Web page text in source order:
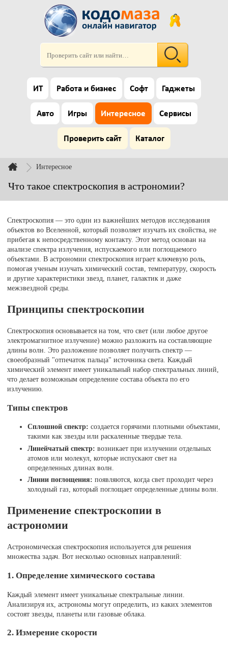
ИТ Работа и бизнес Софт Гаджеты
Авто Игры Интересное Сервисы
Проверить сайт Каталог
Интересное
Что такое спектроскопия в астрономии?
Спектроскопия — это один из важнейших методов исследования
объектов во Вселенной, который позволяет изучать их свойства, не
прибегая к непосредственному контакту. Этот метод основан на
анализе спектра излучения, испускаемого или поглощаемого
объектами. В астрономии спектроскопия играет ключевую роль,
помогая ученым изучать химический состав, температуру, скорость
и другие характеристики звезд, планет, галактик и даже
межзвездной среды.
Принципы спектроскопии
Спектроскопия основывается на том, что свет (или любое другое
электромагнитное излучение) можно разложить на составляющие
длины волн. Это разложение позволяет получить спектр —
своеобразный "отпечаток пальца" источника света. Каждый
химический элемент имеет уникальный набор спектральных линий,
что делает возможным определение состава объекта по его
излучению.
Типы спектров
Сплошной спектр: создается горячими плотными объектами,
такими как звезды или раскаленные твердые тела.
Линейчатый спектр: возникает при излучении отдельных
атомов или молекул, которые испускают свет на
определенных длинах волн.
Линии поглощения: появляются, когда свет проходит через
холодный газ, который поглощает определенные длины волн.
Применение спектроскопии в
астрономии
Астрономическая спектроскопия используется для решения
множества задач. Вот несколько основных направлений:
1. Определение химического состава
Каждый элемент имеет уникальные спектральные линии.
Анализируя их, астрономы могут определить, из каких элементов
состоят звезды, планеты или газовые облака.
2. Измерение скорости